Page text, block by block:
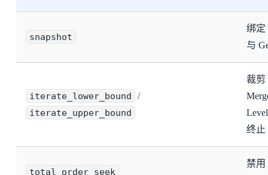
snapshot
绑定
与
iterate_lower_bound /
iterate_upper_bound
裁剪
终止
total_order_seek
禁用